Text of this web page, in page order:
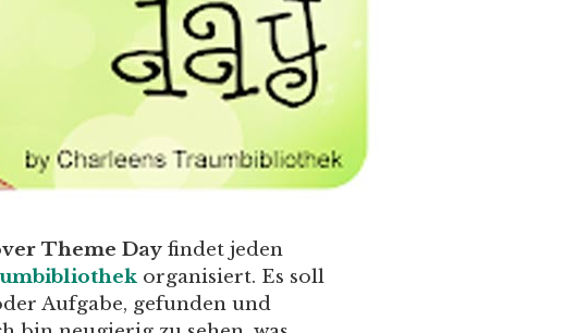
Theme Day findet jeden
organisiert. Es soll
Aufgabe, gefunden und